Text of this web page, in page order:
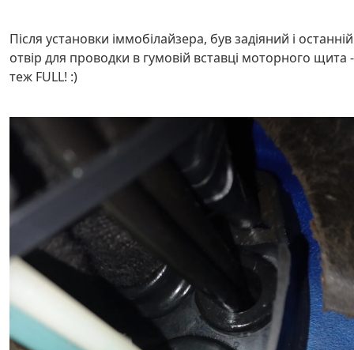
Після установки іммобілайзера, був задіяний і останній
отвір для проводки в гумовій вставці моторного щита -
теж FULL! :)